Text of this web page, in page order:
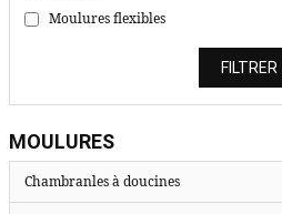
Moulures flexibles
MOULURES
Chambranles à doucines